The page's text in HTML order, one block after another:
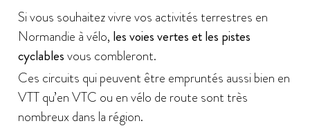
Si vous souhaitez vivre vos activités terrestres en
Normandie à vélo, les voies vertes et les pistes
cyclablesvous combleront.
Ces circuits qui peuvent être empruntés aussi bien en
VTT qu’en VTC ou en vélo de route sont très
nombreux dans la région.